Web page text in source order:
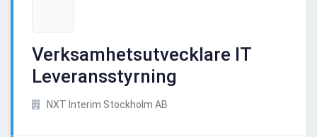
Verksamhetsutvecklare IT
Leveransstyrning
NXT Interim Stockholm AB